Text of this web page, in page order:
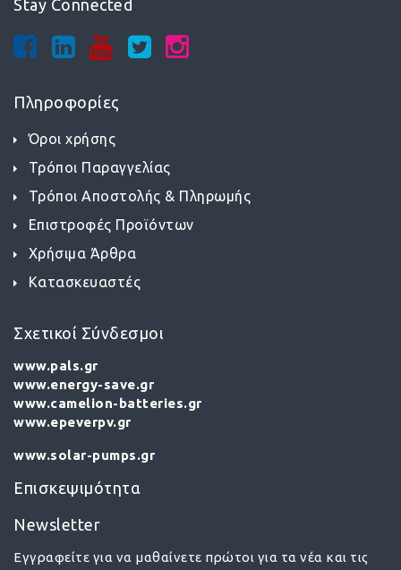
Stay Connected
Πληροφορίες
Όροι χρήσης
Τρόποι Παραγγελίας
Τρόποι Αποστολής & Πληρωμής
Επιστροφές Προϊόντων
Χρήσιμα Άρθρα
Κατασκευαστές
Σχετικοί Σύνδεσμοι
www.pals.gr
www.energy-save.gr
www.camelion-batteries.gr
www.epeverpv.gr
www.solar-pumps.gr
Επισκεψιμότητα
Newsletter
Εγγραφείτε για να μαθαίνετε πρώτοι για τα νέα και τις